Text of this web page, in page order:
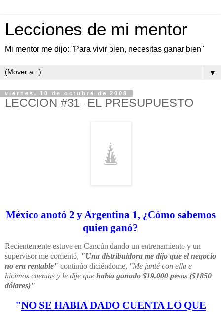
Lecciones de mi mentor
Mi mentor me dijo: "Para vivir bien, necesitas ganar bien"
▼
viernes, 10 de octubre de 2008
LECCION #31- EL PRESUPUESTO
México anotó 2 y Argentina 1, ¿Cómo sabemos
quien ganó?
Recientemente estuve en Cancún dando un entrenamiento y un
supervisor me comentó, "Una distribuidora me dijo que el negocio
no era rentable" continúo diciéndome, "Me junté con ella e
hicimos cuentas y le dije que había ganado $19,000 pesos ($1850
dólares)"
"NO SE HABIA DADO CUENTA LO QUE